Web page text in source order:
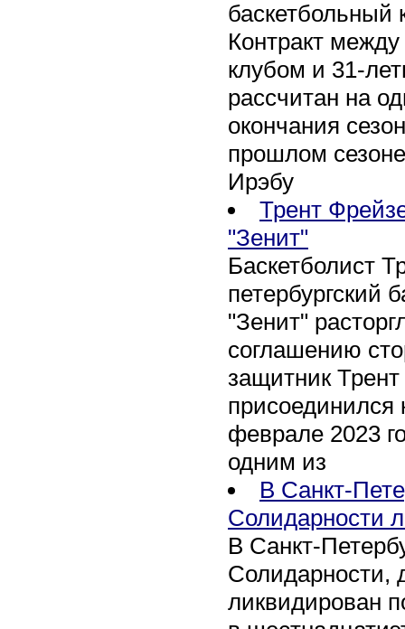
баскетбольный
Контракт между
клубом и 31-
рассчитан на
окончания
прошлом
Ирэбу
Трент
"Зенит"
Баскетболист
петербургский
"Зенит"
соглашению
защитник
присоединился
феврале 2023
одним из
В Санкт-
Солидарности
В Санкт-
Солидарности,
ликвидирован